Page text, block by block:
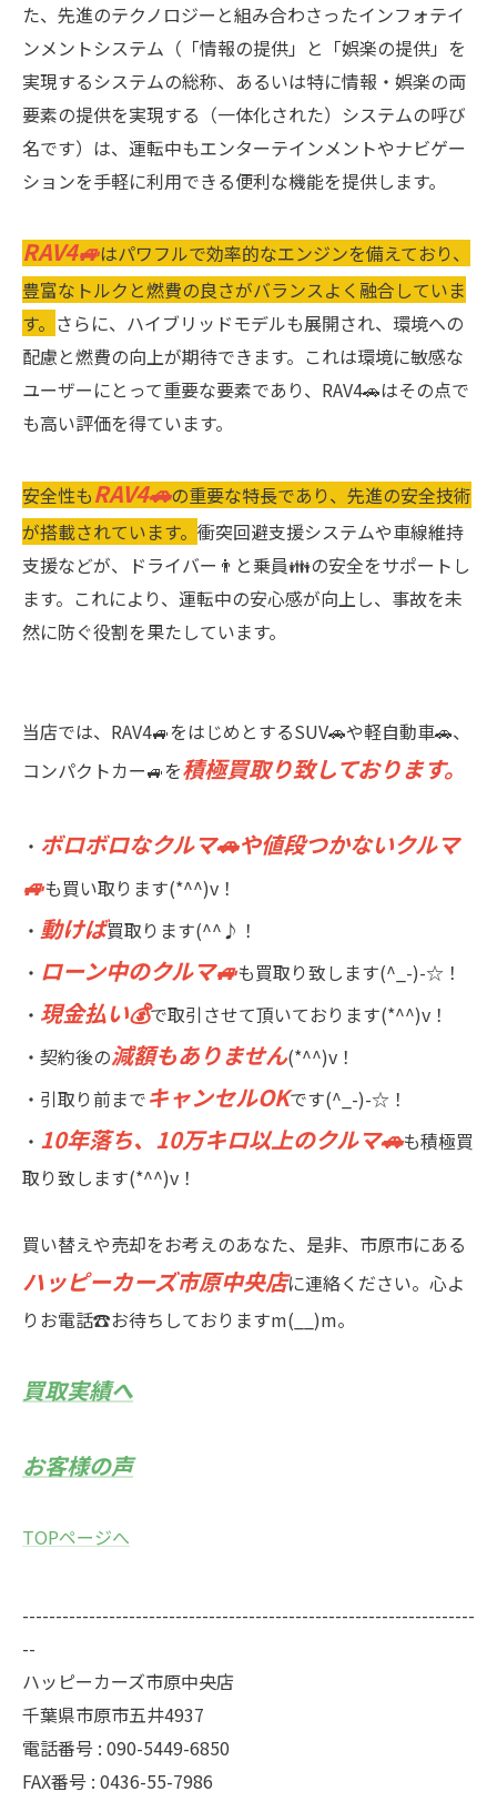
た、先進のテクノロジーと組み合わさったインフォテイ
ンメントシステム（「情報の提供」と「娯楽の提供」を
実現するシステムの総称、あるいは特に情報・娯楽の両
要素の提供を実現する（一体化された）システムの呼び
名です）は、運転中もエンターテインメントやナビゲー
ションを手軽に利用できる便利な機能を提供します。
RAV4🚙はパワフルで効率的なエンジンを備えており、
豊富なトルクと燃費の良さがバランスよく融合していま
す。 さらに、ハイブリッドモデルも展開され、環境への
配慮と燃費の向上が期待できます。これは環境に敏感な
ユーザーにとって重要な要素であり、RAV4🚗はその点で
も高い評価を得ています。
安全性もRAV4🚗の重要な特長であり、先進の安全技術
が搭載されています。 衝突回避支援システムや車線維持
支援などが、ドライバー👨と乗員👪の安全をサポートし
ます。これにより、運転中の安心感が向上し、事故を未
然に防ぐ役割を果たしています。
当店では、RAV4🚙をはじめとするSUV🚗や軽自動車🚗、
コンパクトカー🚙を積極買取り致しております。
・ ボロボロなクルマ🚗や値段つかないクルマ
🚙も買い取ります(*^^)v！
・ 動けば買取ります(^^♪！
・ ローン中のクルマ🚙も買取り致します(^_-)-☆！
・ 現金払い💰で取引させて頂いております(*^^)v！
・契約後の減額もありません(*^^)v！
・引取り前までキャンセルOKです(^_-)-☆！
・ 10年落ち、10万キロ以上のクルマ🚗も積極買
取り致します(*^^)v！
買い替えや売却をお考えのあなた、是非、市原市にある
ハッピーカーズ市原中央店に連絡ください。心よ
りお電話☎お待ちしておりますm(__)m。
買取実績へ
お客様の声
TOPページへ
--------------------------------------------------------------------
--
ハッピーカーズ市原中央店
千葉県市原市五井4937
電話番号 : 090-5449-6850
FAX番号 : 0436-55-7986